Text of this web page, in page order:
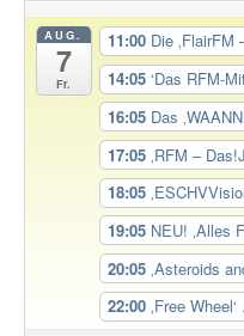
AUG.
7
Fr.
11:00 Die ‚FlairFM
14:05 ‘Das RFM-
16:05 Das
17:05 ‚RFM –
18:05
19:05 NEU! ‚Alles
20:05 ‚Asteroids
22:00 ‚Free